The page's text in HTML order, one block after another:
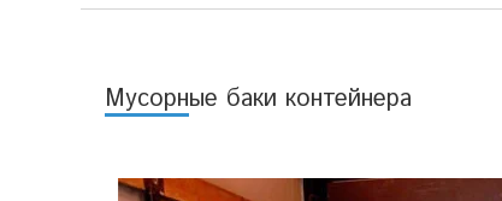
Мусорные баки контейнера